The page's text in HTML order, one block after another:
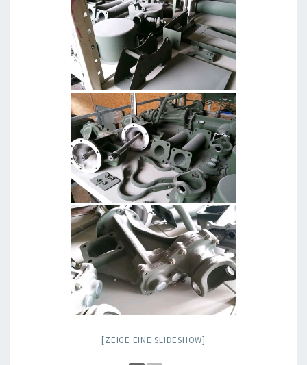
[ZEIGE EINE SLIDESHOW]